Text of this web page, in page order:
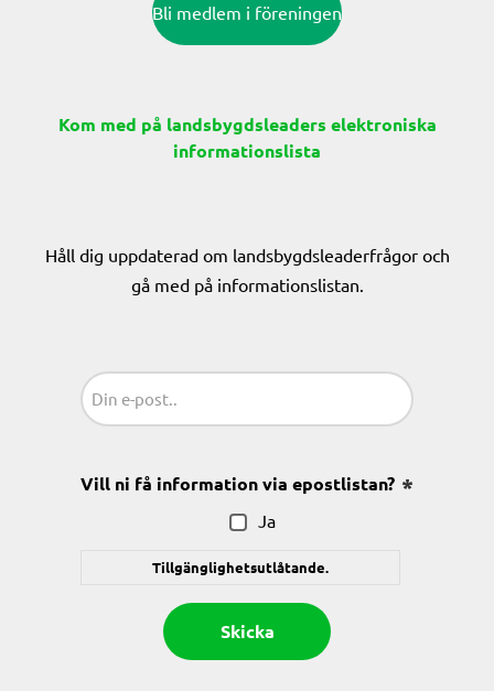
Bli medlem i föreningen
Kom med på landsbygdsleaders elektroniska
informationslista
Håll dig uppdaterad om landsbygdsleaderfrågor och
gå med på informationslistan.
Vill ni få information via epostlistan?
Ja
Tillgänglighetsutlåtande.